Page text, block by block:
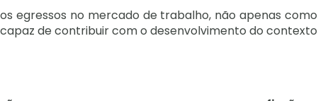
egressos no mercado de trabalho, não apenas como
de contribuir com o desenvolvimento do contexto